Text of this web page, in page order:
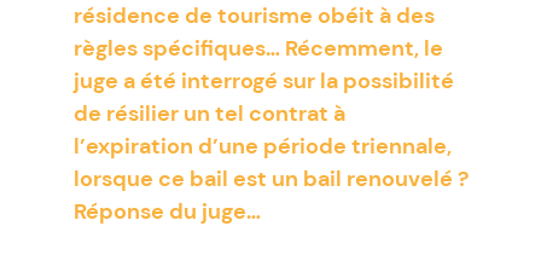
résidence de tourisme obéit à des
règles spécifiques… Récemment, le
juge a été interrogé sur la possibilité
de résilier un tel contrat à
l’expiration d’une période triennale,
lorsque ce bail est un bail renouvelé ?
Réponse du juge…